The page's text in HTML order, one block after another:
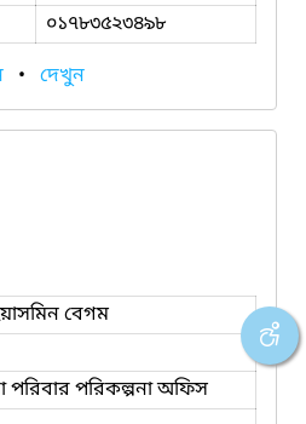
০১৭৮৩৫২৩৪৯৮
• দেখুন
বেগম
পরিকল্পনা অফিস